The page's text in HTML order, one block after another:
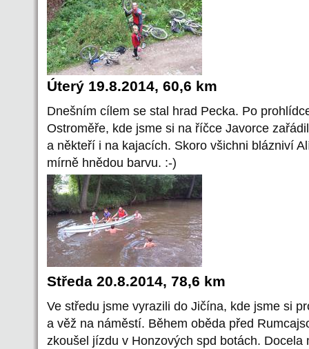
Úterý 19.8.2014, 60,6 km
Dnešním cílem se stal hrad Pecka. Po
Ostroměře, kde jsme si na říčce Javorce
a někteří i na kajacích. Skoro všichni blázniví
mírně hnědou barvu. :-)
Středa 20.8.2014, 78,6 km
Ve středu jsme vyrazili do Jičína, kde jsme si
a věž na náměstí. Během oběda před
zkoušel jízdu v Honzových spd botách. Docela